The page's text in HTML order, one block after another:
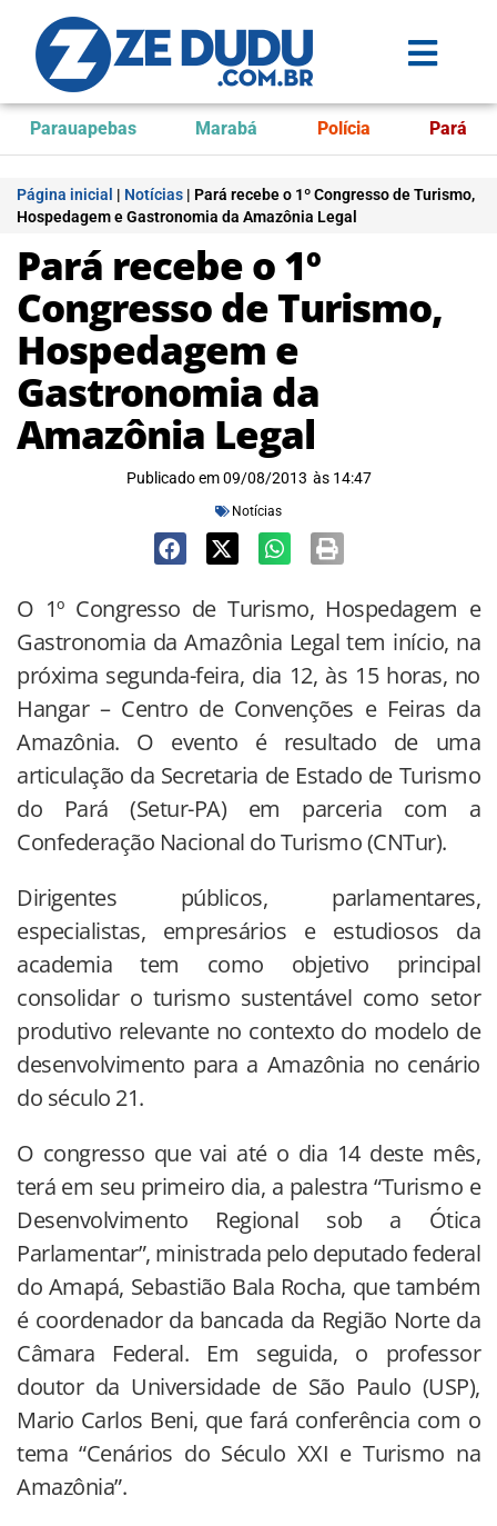
Parauapebas Marabá Polícia Pará
Página inicial | Notícias | Pará recebe o 1º Congresso de Turismo,
Hospedagem e Gastronomia da Amazônia Legal
Pará recebe o 1º
Congresso de Turismo,
Hospedagem e
Gastronomia da
Amazônia Legal
Publicado em 09/08/2013 às 14:47
Notícias
O 1º Congresso de Turismo, Hospedagem e
Gastronomia da Amazônia Legal tem início, na
próxima segunda-feira, dia 12, às 15 horas, no
Hangar – Centro de Convenções e Feiras da
Amazônia. O evento é resultado de uma
articulação da Secretaria de Estado de Turismo
do Pará (Setur-PA) em parceria com a
Confederação Nacional do Turismo (CNTur).
Dirigentes públicos, parlamentares,
especialistas, empresários e estudiosos da
academia tem como objetivo principal
consolidar o turismo sustentável como setor
produtivo relevante no contexto do modelo de
desenvolvimento para a Amazônia no cenário
do século 21.
O congresso que vai até o dia 14 deste mês,
terá em seu primeiro dia, a palestra “Turismo e
Desenvolvimento Regional sob a Ótica
Parlamentar”, ministrada pelo deputado federal
do Amapá, Sebastião Bala Rocha, que também
é coordenador da bancada da Região Norte da
Câmara Federal. Em seguida, o professor
doutor da Universidade de São Paulo (USP),
Mario Carlos Beni, que fará conferência com o
tema “Cenários do Século XXI e Turismo na
Amazônia”.